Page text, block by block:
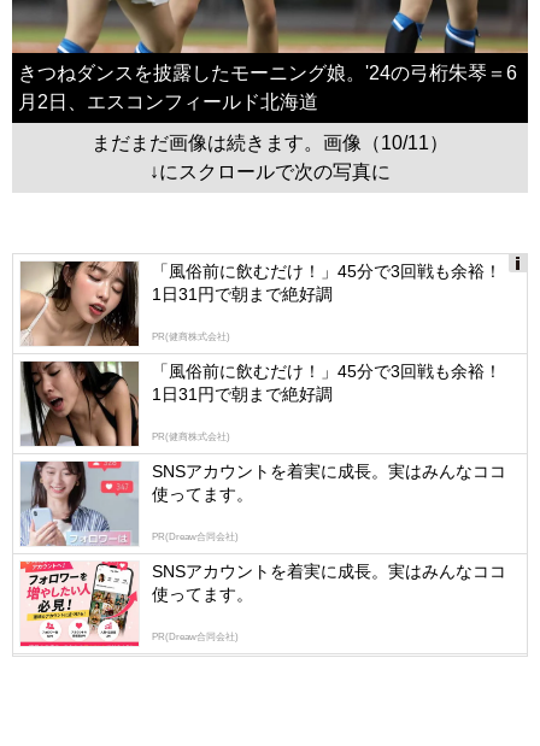
きつねダンスを披露したモーニング娘。'24の弓桁朱琴＝6
月2日、エスコンフィールド北海道
まだまだ画像は続きます。画像（10/11）
↓にスクロールで次の写真に
「風俗前に飲むだけ！」45分で3回戦も余裕！
1日31円で朝まで絶好調
PR(健商株式会社)
「風俗前に飲むだけ！」45分で3回戦も余裕！
1日31円で朝まで絶好調
PR(健商株式会社)
SNSアカウントを着実に成長。実はみんなココ
使ってます。
PR(Dreaw合同会社)
SNSアカウントを着実に成長。実はみんなココ
使ってます。
PR(Dreaw合同会社)